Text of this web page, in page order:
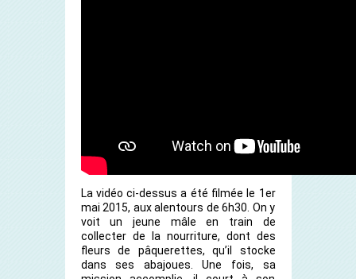
La vidéo ci-dessus a été filmée le 1er
mai 2015, aux alentours de 6h30. On y
voit un jeune mâle en train de
collecter de la nourriture, dont des
fleurs de pâquerettes, qu’il stocke
dans ses abajoues. Une fois, sa